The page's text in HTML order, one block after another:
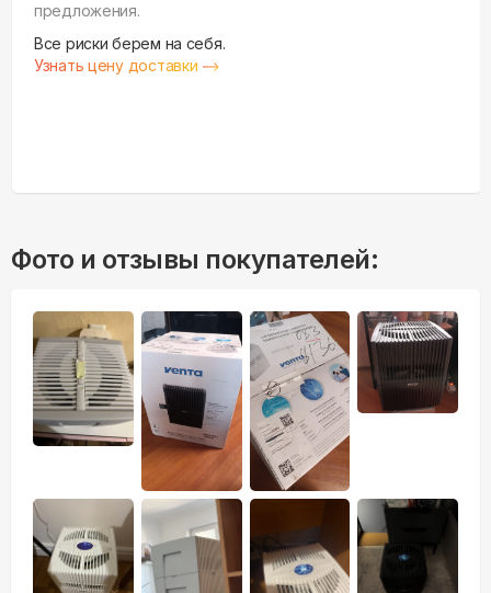
предложения.
Все риски берем на себя.
Узнать цену доставки
Фото и отзывы покупателей: